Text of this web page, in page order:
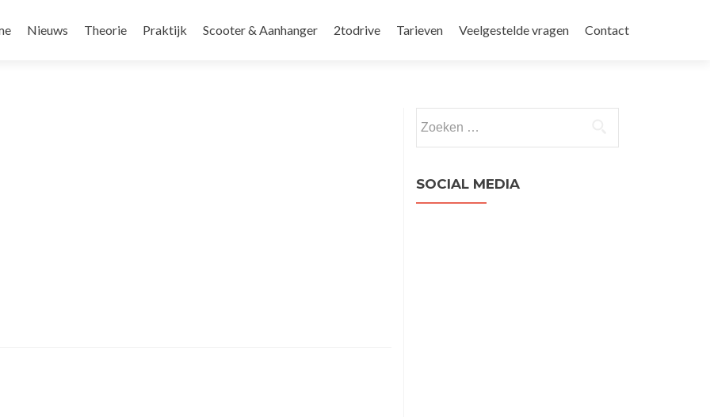
Nieuws Theorie Praktijk Scooter & Aanhanger 2todrive Tarieven Veelgestelde vragen Contact
naar:
SOCIAL MEDIA